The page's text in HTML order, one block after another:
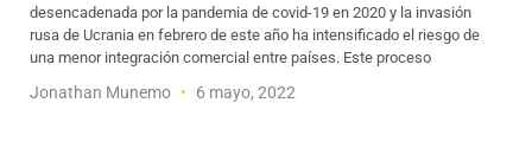
desencadenada por la pandemia de covid-19 en 2020 y la invasión
rusa de Ucrania en febrero de este año ha intensificado el riesgo de
una menor integración comercial entre países. Este proceso
Jonathan Munemo 6 mayo, 2022